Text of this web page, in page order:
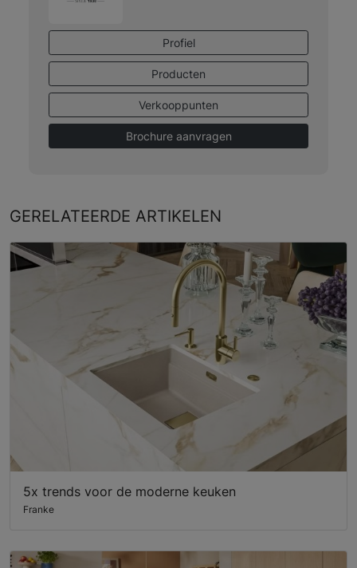
Profiel
Producten
Verkooppunten
Brochure aanvragen
GERELATEERDE ARTIKELEN
5x trends voor de moderne keuken
Franke